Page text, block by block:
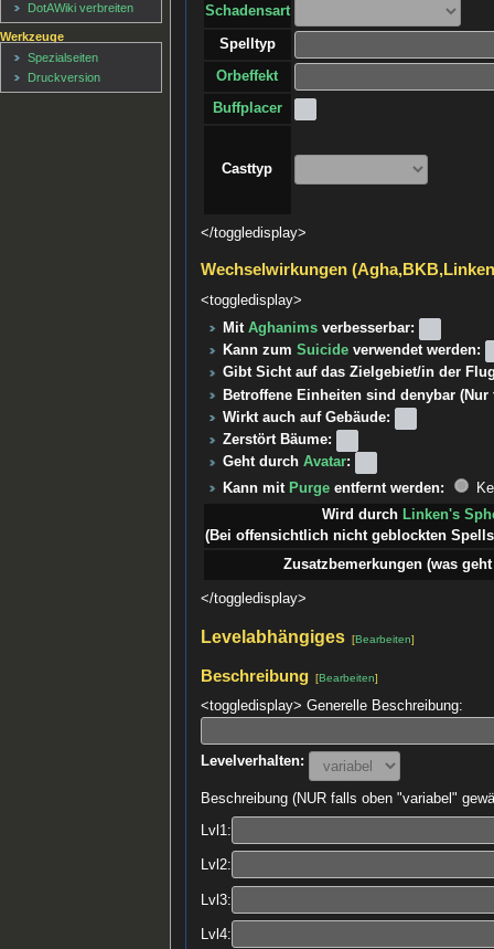
Schadensart
Spelltyp
Orbeffekt
Buffplacer
Casttyp
</toggledisplay>
Wechselwirkungen
<toggledisplay>
MitAghanims verbesserbar:
Kann zumSuicide verwendet werden:
Gibt Sicht auf das Zielgebiet/in der
Betroffene Einheiten sind denybar
Wirkt auch auf Gebäude:
Zerstört Bäume:
Geht durchAvatar:
Kann mit Purge entfernt werden:
Wird durch Linken's
(Bei offensichtlich nicht geblockten
Zusatzbemerkungen (was
</toggledisplay>
Levelabhängiges [Bearbeiten]
Beschreibung [Bearbeiten]
<toggledisplay> Generelle Beschreibung:
Levelverhalten:
Beschreibung (NUR falls oben "variabel"
Lvl1:
Lvl2:
Lvl3:
Lvl4:
DotAWiki verbreiten
Werkzeuge
Spezialseiten
Druckversion